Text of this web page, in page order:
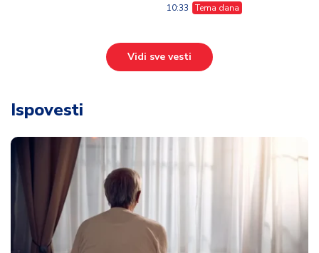
10:33 Tema dana
Vidi sve vesti
Ispovesti